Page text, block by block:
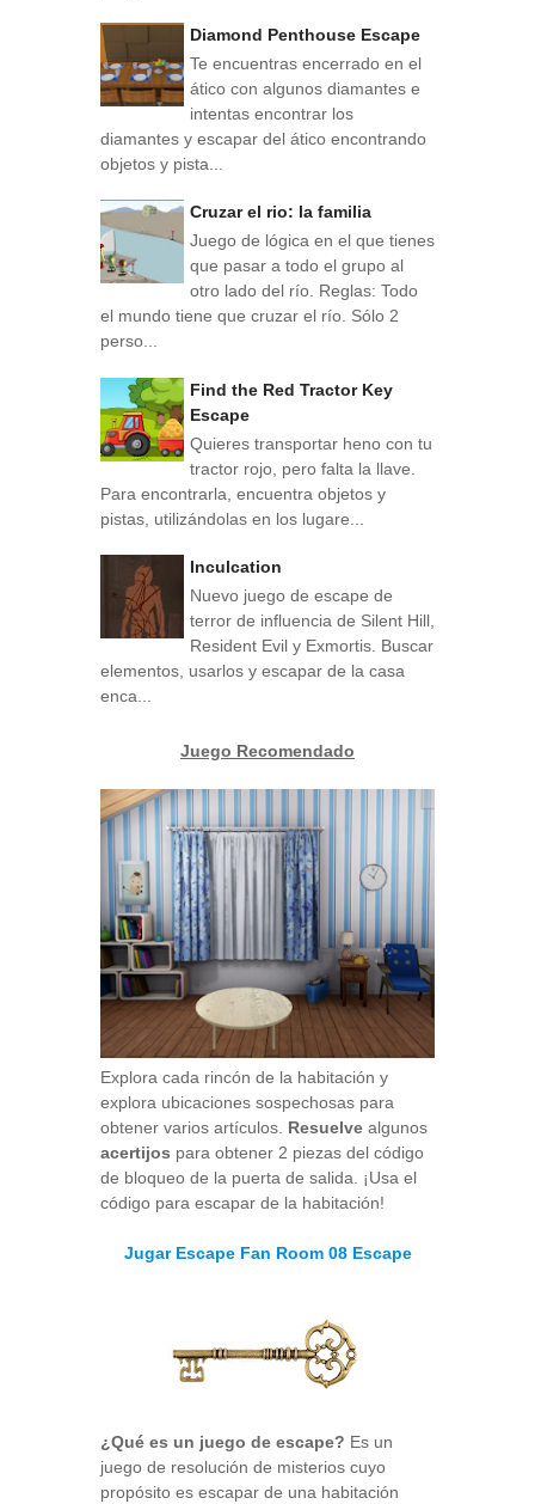
Diamond Penthouse Escape
Te encuentras encerrado en el
ático con algunos diamantes e
intentas encontrar los
diamantes y escapar del ático encontrando
objetos y pista...
Cruzar el rio: la familia
Juego de lógica en el que tienes
que pasar a todo el grupo al
otro lado del río. Reglas: Todo
el mundo tiene que cruzar el río. Sólo 2
perso...
Find the Red Tractor Key
Escape
Quieres transportar heno con tu
tractor rojo, pero falta la llave.
Para encontrarla, encuentra objetos y
pistas, utilizándolas en los lugare...
Inculcation
Nuevo juego de escape de
terror de influencia de Silent Hill,
Resident Evil y Exmortis. Buscar
elementos, usarlos y escapar de la casa
enca...
Juego Recomendado
Explora cada rincón de la habitación y
explora ubicaciones sospechosas para
obtener varios artículos. Resuelve algunos
acertijos para obtener 2 piezas del código
de bloqueo de la puerta de salida. ¡Usa el
código para escapar de la habitación!
Jugar Escape Fan Room 08 Escape
¿Qué es un juego de escape? Es un
juego de resolución de misterios cuyo
propósito es escapar de una habitación